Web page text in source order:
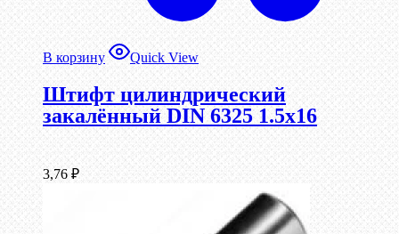
В корзину Quick View
Штифт цилиндрический
закалённый DIN 6325 1.5х16
3,76 ₽